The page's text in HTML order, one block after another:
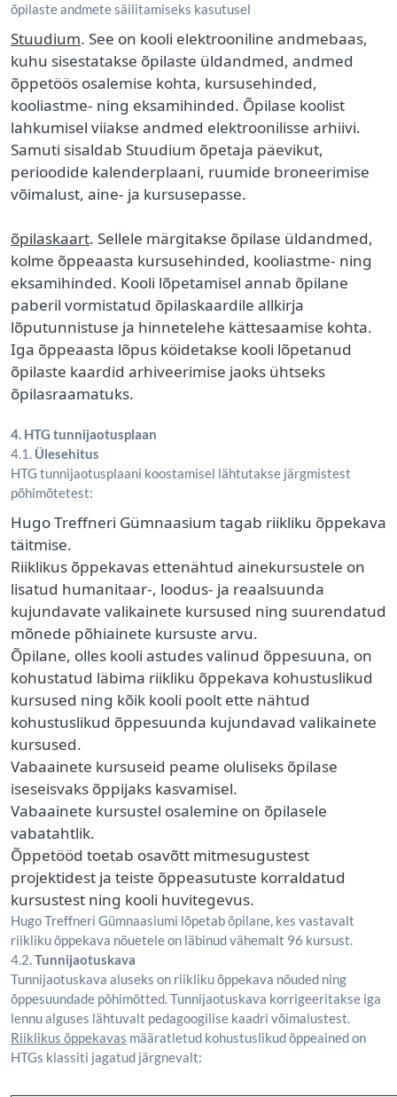
õpilaste andmete säilitamiseks kasutusel
Stuudium. See on kooli elektrooniline andmebaas,
kuhu sisestatakse õpilaste üldandmed, andmed
õppetöös osalemise kohta, kursusehinded,
kooliastme- ning eksamihinded. Õpilase koolist
lahkumisel viiakse andmed elektroonilisse arhiivi.
Samuti sisaldab Stuudium õpetaja päevikut,
perioodide kalenderplaani, ruumide broneerimise
võimalust, aine- ja kursusepasse.
õpilaskaart. Sellele märgitakse õpilase üldandmed,
kolme õppeaasta kursusehinded, kooliastme- ning
eksamihinded. Kooli lõpetamisel annab õpilane
paberil vormistatud õpilaskaardile allkirja
lõputunnistuse ja hinnetelehe kättesaamise kohta.
Iga õppeaasta lõpus köidetakse kooli lõpetanud
õpilaste kaardid arhiveerimise jaoks ühtseks
õpilasraamatuks.
4. HTG tunnijaotusplaan
4.1. Ülesehitus
HTG tunnijaotusplaani koostamisel lähtutakse järgmistest
põhimõtetest:
Hugo Treffneri Gümnaasium tagab riikliku õppekava
täitmise.
Riiklikus õppekavas ettenähtud ainekursustele on
lisatud humanitaar-, loodus- ja reaalsuunda
kujundavate valikainete kursused ning suurendatud
mõnede põhiainete kursuste arvu.
Õpilane, olles kooli astudes valinud õppesuuna, on
kohustatud läbima riikliku õppekava kohustuslikud
kursused ning kõik kooli poolt ette nähtud
kohustuslikud õppesuunda kujundavad valikainete
kursused.
Vabaainete kursuseid peame oluliseks õpilase
iseseisvaks õppijaks kasvamisel.
Vabaainete kursustel osalemine on õpilasele
vabatahtlik.
Õppetööd toetab osavõtt mitmesugustest
projektidest ja teiste õppeasutuste korraldatud
kursustest ning kooli huvitegevus.
Hugo Treffneri Gümnaasiumi lõpetab õpilane, kes vastavalt
riikliku õppekava nõuetele on läbinud vähemalt 96 kursust.
4.2.Tunnijaotuskava
Tunnijaotuskava aluseks on riikliku õppekava nõuded ning
õppesuundade põhimõtted. Tunnijaotuskava korrigeeritakse iga
lennu alguses lähtuvalt pedagoogilise kaadri võimalustest.
Riiklikus õppekavas määratletud kohustuslikud õppeained on
HTGs klassiti jagatud järgnevalt: